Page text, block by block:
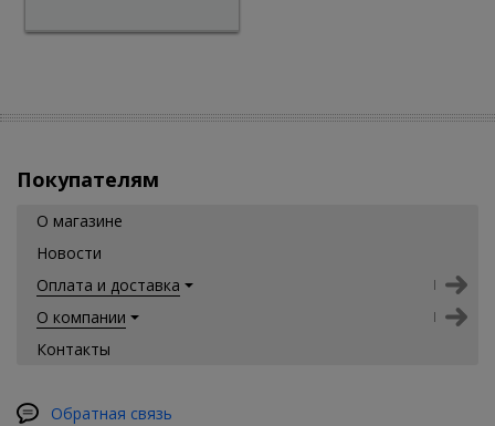
Покупателям
О магазине
Новости
Оплата и доставка
О компании
Контакты
Обратная связь